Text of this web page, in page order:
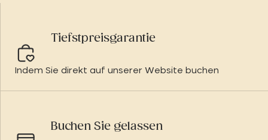
Tiefstpreisgarantie
Indem Sie direkt auf unserer Website buchen
Buchen Sie gelassen